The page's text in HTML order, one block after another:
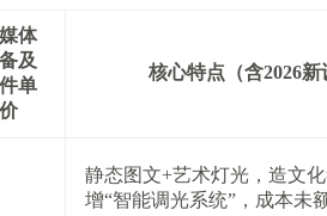
体
及
单
价
核心特点（含2026新
静态图文+艺术灯光，造文
增“智能调光系统”，成本未